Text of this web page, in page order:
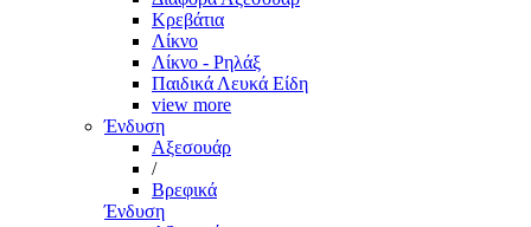
Κρεβάτια
Λίκνο
Λίκνο - Ρηλάξ
Παιδικά Λευκά Είδη
view more
Ένδυση
Αξεσουάρ
/
Βρεφικά
Ένδυση